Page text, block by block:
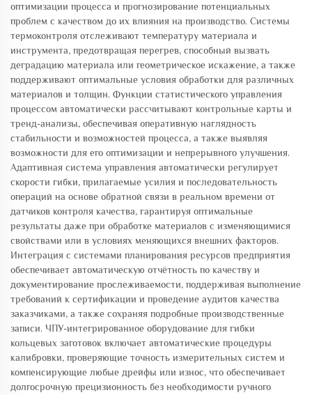
оптимизации процесса и прогнозирование потенциальных
проблем с качеством до их влияния на производство. Системы
термоконтроля отслеживают температуру материала и
инструмента, предотвращая перегрев, способный вызвать
деградацию материала или геометрическое искажение, а также
поддерживают оптимальные условия обработки для различных
материалов и толщин. Функции статистического управления
процессом автоматически рассчитывают контрольные карты и
тренд-анализы, обеспечивая оперативную наглядность
стабильности и возможностей процесса, а также выявляя
возможности для его оптимизации и непрерывного улучшения.
Адаптивная система управления автоматически регулирует
скорости гибки, прилагаемые усилия и последовательность
операций на основе обратной связи в реальном времени от
датчиков контроля качества, гарантируя оптимальные
результаты даже при обработке материалов с изменяющимися
свойствами или в условиях меняющихся внешних факторов.
Интеграция с системами планирования ресурсов предприятия
обеспечивает автоматическую отчётность по качеству и
документирование прослеживаемости, поддерживая выполнение
требований к сертификации и проведение аудитов качества
заказчиками, а также сохраняя подробные производственные
записи. ЧПУ-интегрированное оборудование для гибки
кольцевых заготовок включает автоматические процедуры
калибровки, проверяющие точность измерительных систем и
компенсирующие любые дрейфы или износ, что обеспечивает
долгосрочную прецизионность без необходимости ручного